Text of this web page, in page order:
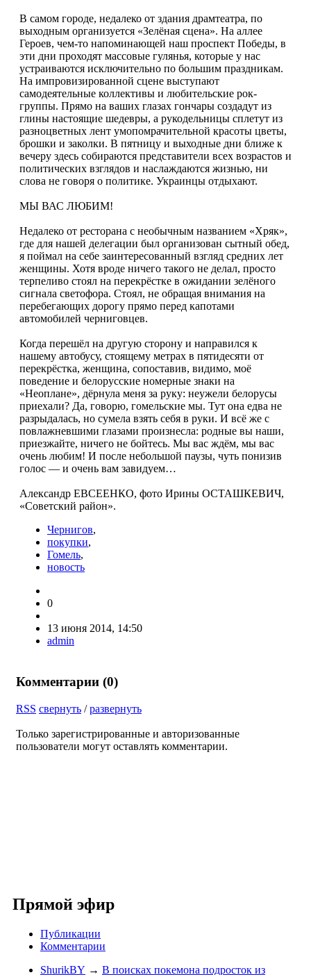
В самом городе, недалеко от здания драмтеатра, по
выходным организуется «Зелёная сцена». На аллее
Героев, чем-то напоминающей наш проспект Победы, в
эти дни проходят массовые гулянья, которые у нас
устраиваются исключительно по большим праздникам.
На импровизированной сцене выступают
самодеятельные коллективы и любительские рок-
группы. Прямо на ваших глазах гончары создадут из
глины настоящие шедевры, а рукодельницы сплетут из
разноцветных лент умопомрачительной красоты цветы,
брошки и заколки. В пятницу и выходные дни ближе к
вечеру здесь собираются представители всех возрастов и
политических взглядов и наслаждаются жизнью, ни
слова не говоря о политике. Украинцы отдыхают.
МЫ ВАС ЛЮБИМ!
Недалеко от ресторана с необычным названием «Хряк»,
где для нашей делегации был организован сытный обед,
я поймал на себе заинтересованный взгляд средних лет
женщины. Хотя вроде ничего такого не делал, просто
терпеливо стоял на перекрёстке в ожидании зелёного
сигнала светофора. Стоял, не обращая внимания на
перебегающих дорогу прямо перед капотами
автомобилей черниговцев.
Когда перешёл на другую сторону и направился к
нашему автобусу, стоящему метрах в пятидесяти от
перекрёстка, женщина, сопоставив, видимо, моё
поведение и белорусские номерные знаки на
«Неоплане», дёрнула меня за руку: неужели белорусы
приехали? Да, говорю, гомельские мы. Тут она едва не
разрыдалась, но сумела взять себя в руки. И всё же с
повлажневшими глазами произнесла: родные вы наши,
приезжайте, ничего не бойтесь. Мы вас ждём, мы вас
очень любим! И после небольшой паузы, чуть понизив
голос — и очень вам завидуем…
Александр ЕВСЕЕНКО, фото Ирины ОСТАШКЕВИЧ,
«Советский район».
Чернигов,
покупки,
Гомель,
новость
0
13 июня 2014, 14:50
admin
Комментарии (0)
RSS свернуть /развернуть
Только зарегистрированные и авторизованные
пользователи могут оставлять комментарии.
Прямой эфир
Публикации
Комментарии
ShurikBY → В поисках покемона подросток из